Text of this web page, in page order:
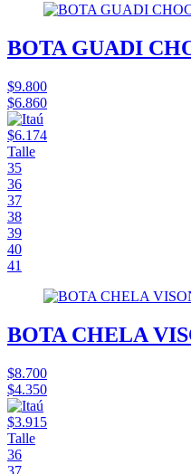
BOTA GUADI
$9.800
$6.860
$6.174
Talle
35
36
37
38
39
40
41
BOTA CHELA
$8.700
$4.350
$3.915
Talle
36
37